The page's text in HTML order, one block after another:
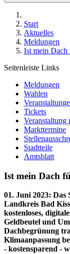
Start
Aktuelles
Meldungen
Ist mein Dach
Seitenleiste Links
Meldungen
Wahlen
Tickets
Veranstaltung
Markttermine
Stadtteile
Amtsblatt
Ist mein Dach
01. Juni 2023: Das
Landkreis Bad
kostenloses,
Geldbeutel und
Dachbegrünung
Klimaanpassung
- kostensparend -